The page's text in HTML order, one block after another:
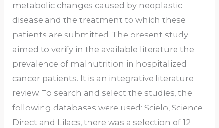
metabolic changes caused by neoplastic
disease and the treatment to which these
patients are submitted. The present study
aimed to verify in the available literature the
prevalence of malnutrition in hospitalized
cancer patients. It is an integrative literature
review. To search and select the studies, the
following databases were used: Scielo, Science
Direct and Lilacs, there was a selection of 12